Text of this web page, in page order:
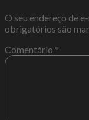
O seu endereço de
obrigatórios são
Comentário *